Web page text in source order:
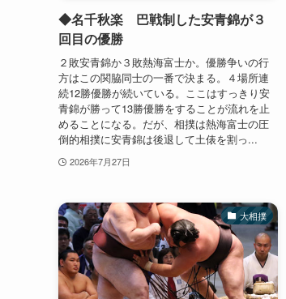
◆名千秋楽 巴戦制した安青錦が３
回目の優勝
２敗安青錦か３敗熱海富士か。優勝争いの行
方はこの関脇同士の一番で決まる。４場所連
続12勝優勝が続いている。ここはすっきり安
青錦が勝って13勝優勝をすることが流れを止
めることになる。だが、相撲は熱海富士の圧
倒的相撲に安青錦は後退して土俵を割っ...
2026年7月27日
大相撲